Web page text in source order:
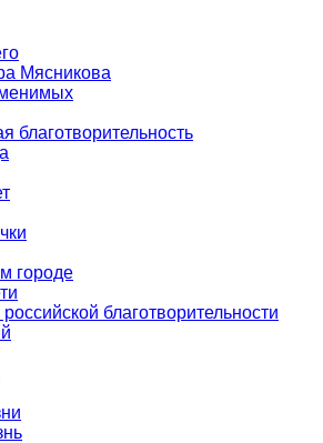
Мясникова
благотворительность
городе
благотворительности